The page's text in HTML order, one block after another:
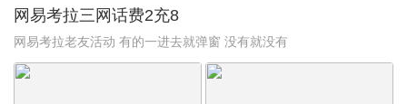
网易考拉三网话费2充8
网易考拉老友活动 有的一进去就弹窗 没有就没有